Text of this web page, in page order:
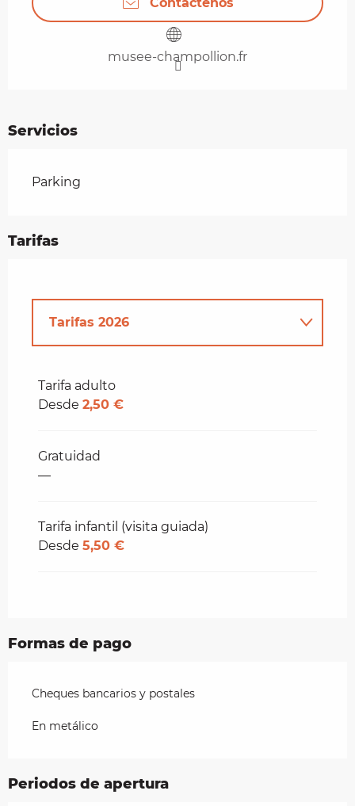
musee-champollion.fr
Servicios
Parking
Tarifas
Tarifas 2026
Tarifa adulto
Desde 2,50 €
Gratuidad
—
Tarifa infantil (visita guiada)
Desde 5,50 €
Formas de pago
Cheques bancarios y postales
En metálico
Periodos de apertura